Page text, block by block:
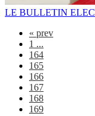
LE BULLETIN
« prev
1 ...
164
165
166
167
168
169